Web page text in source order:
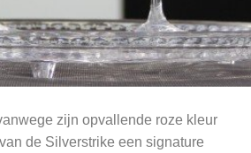
zijn opvallende roze kleur
de Silverstrike een signature